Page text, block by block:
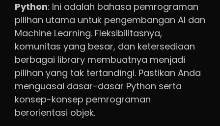
Python: Ini adalah bahasa pemrograman
pilihan utama untuk pengembangan AI dan
Machine Learning. Fleksibilitasnya,
komunitas yang besar, dan ketersediaan
berbagai library membuatnya menjadi
pilihan yang tak tertandingi. Pastikan Anda
menguasai dasar-dasar Python serta
konsep-konsep pemrograman
berorientasi objek.